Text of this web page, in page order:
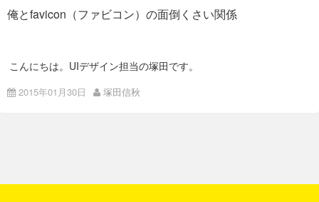
俺とfavicon（ファビコン）の面倒くさい関係
こんにちは。UIデザイン担当の塚田です。
今日は、WEBサイトに付きもの**favicon（ファビコン）**につ
2015年01月30日 塚田信秋
ナ